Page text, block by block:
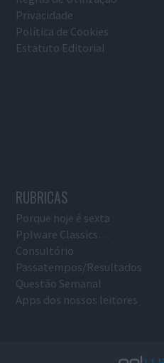
Privacidade
Política de Cookies
Estatuto Editorial
RUBRICAS
Porque hoje é sexta
Pplware Classics…
Consultório
Passatempos/Resultados
Questão Semanal
Apps dos nossos leitores